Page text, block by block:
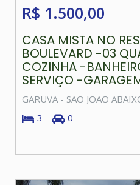
R$ 1.500,00
CASA MISTA NO
BOULEVARD -03
COZINHA -
SERVIÇO -
GARUVA - SÃO JOÃO
3
0